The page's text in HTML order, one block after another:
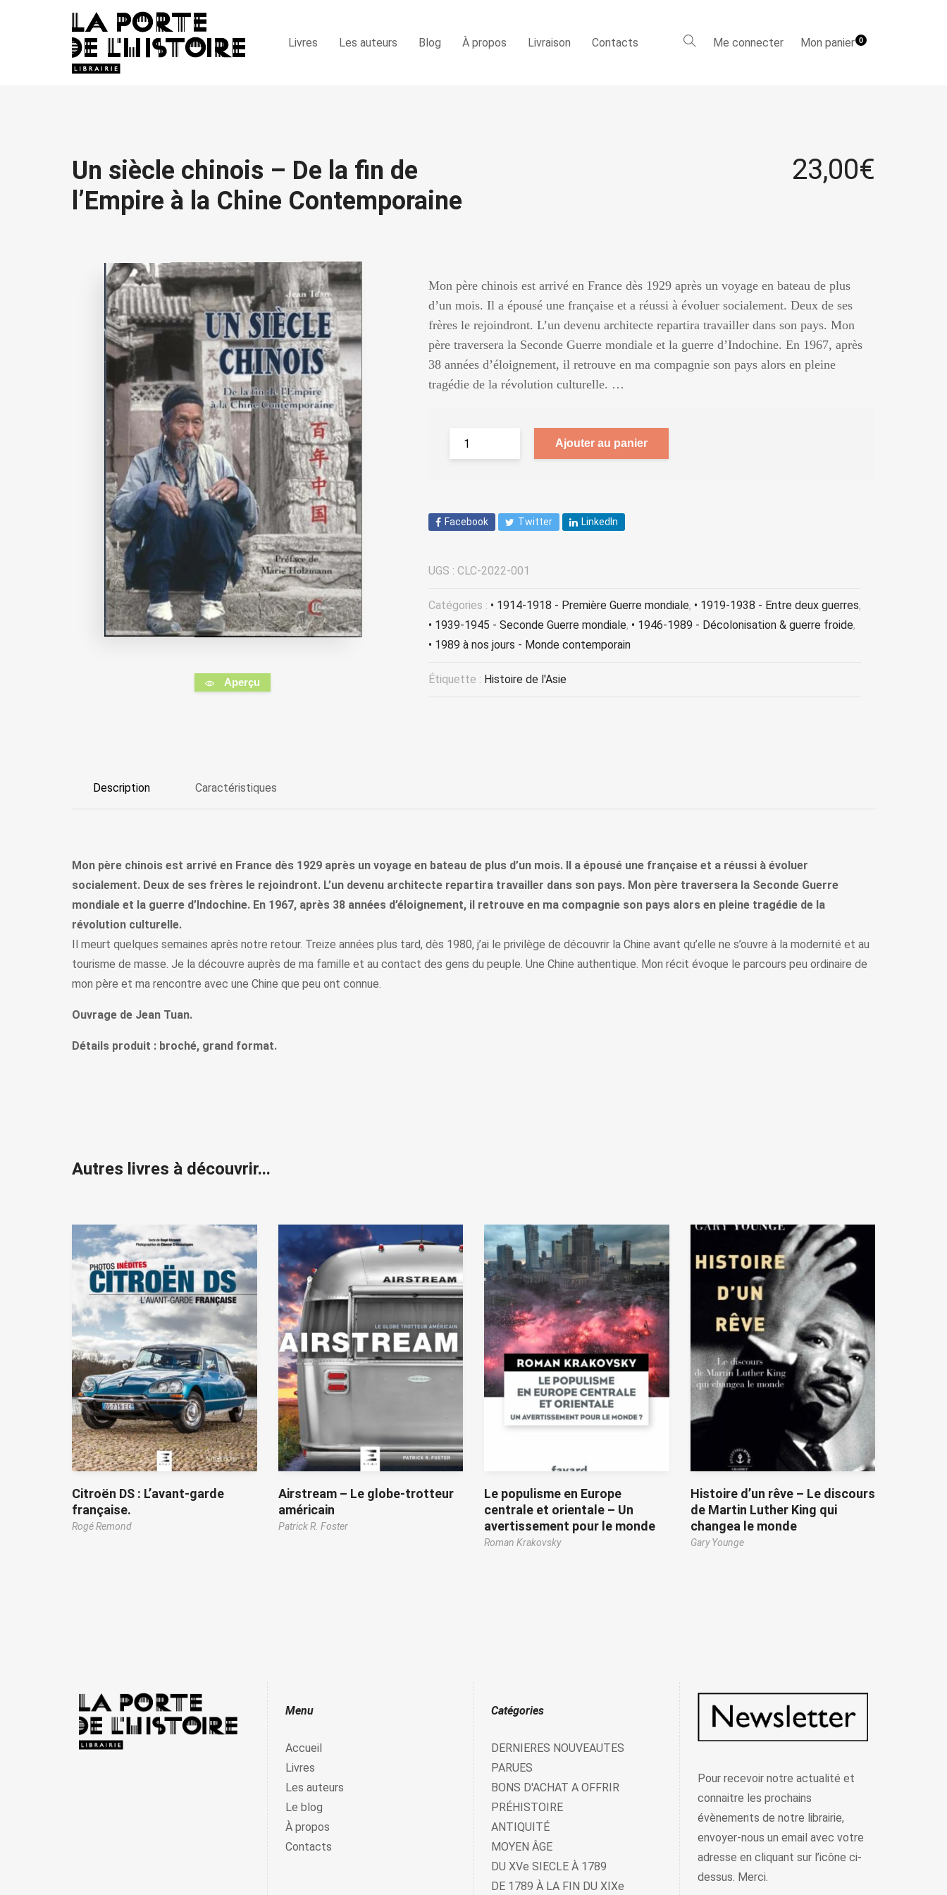
Livres Les auteurs Blog À propos Livraison Contacts Me connecter Mon panier0
Un siècle chinois – De la fin de
l’Empire à la Chine Contemporaine
23,00€
Aperçu
Mon père chinois est arrivé en France dès 1929 après un voyage en bateau de plus
d’un mois. Il a épousé une française et a réussi à évoluer socialement. Deux de ses
frères le rejoindront. L’un devenu architecte repartira travailler dans son pays. Mon
père traversera la Seconde Guerre mondiale et la guerre d’Indochine. En 1967, après
38 années d’éloignement, il retrouve en ma compagnie son pays alors en pleine
tragédie de la révolution culturelle. …
Ajouter au panier
Facebook Twitter LinkedIn
UGS : CLC-2022-001
Catégories : • 1914-1918 - Première Guerre mondiale, • 1919-1938 - Entre deux guerres,
• 1939-1945 - Seconde Guerre mondiale, • 1946-1989 - Décolonisation & guerre froide,
• 1989 à nos jours - Monde contemporain
Étiquette : Histoire de l'Asie
Description Caractéristiques
Mon père chinois est arrivé en France dès 1929 après un voyage en bateau de plus d’un mois. Il a épousé une française et a réussi à évoluer
socialement. Deux de ses frères le rejoindront. L’un devenu architecte repartira travailler dans son pays. Mon père traversera la Seconde Guerre
mondiale et la guerre d’Indochine. En 1967, après 38 années d’éloignement, il retrouve en ma compagnie son pays alors en pleine tragédie de la
révolution culturelle.
Il meurt quelques semaines après notre retour. Treize années plus tard, dès 1980, j’ai le privilège de découvrir la Chine avant qu’elle ne s’ouvre à la modernité et au
tourisme de masse. Je la découvre auprès de ma famille et au contact des gens du peuple. Une Chine authentique. Mon récit évoque le parcours peu ordinaire de
mon père et ma rencontre avec une Chine que peu ont connue.
Ouvrage de Jean Tuan.
Détails produit : broché, grand format.
Autres livres à découvrir...
Citroën DS : L’avant-garde
française.
Rogé Remond
Airstream – Le globe-trotteur
américain
Patrick R. Foster
Le populisme en Europe
centrale et orientale – Un
avertissement pour le monde
Roman Krakovsky
Histoire d’un rêve – Le discours
de Martin Luther King qui
changea le monde
Gary Younge
Menu
Accueil
Livres
Les auteurs
Le blog
À propos
Contacts
Catégories
DERNIERES NOUVEAUTES
PARUES
BONS D'ACHAT A OFFRIR
PRÉHISTOIRE
ANTIQUITÉ
MOYEN ÂGE
DU XVe SIECLE À 1789
DE 1789 À LA FIN DU XIXe
Pour recevoir notre actualité et
connaitre les prochains
évènements de notre librairie,
envoyer-nous un email avec votre
adresse en cliquant sur l’icône ci-
dessus. Merci.